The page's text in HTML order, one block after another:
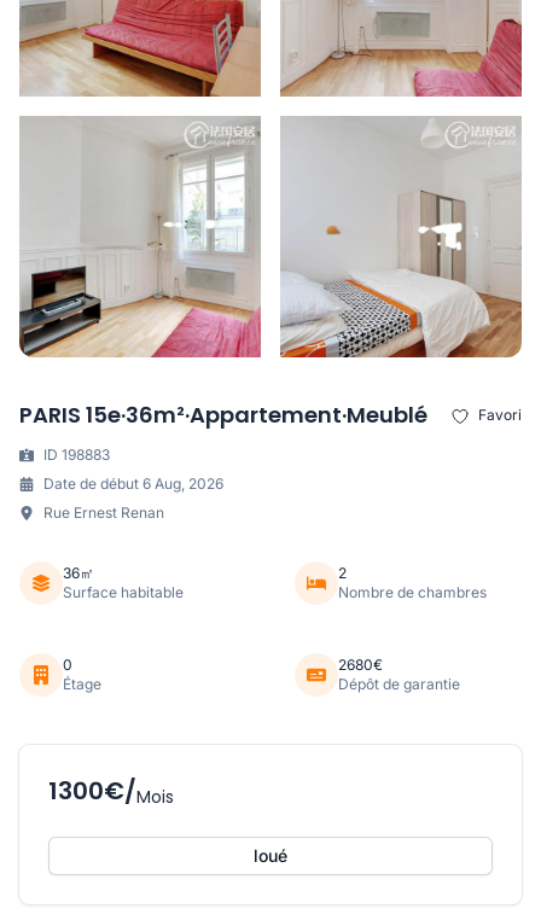
PARIS 15e·36m²·Appartement·Meublé Favori
ID 198883
Date de début 6 Aug, 2026
Rue Ernest Renan
36㎡
Surface habitable
2
Nombre de chambres
0
Étage
2680€
Dépôt de garantie
1300€/Mois
loué